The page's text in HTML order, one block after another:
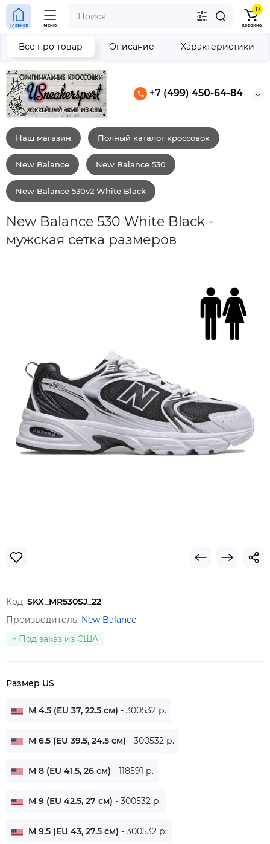
+7 (499) 450-64-84
Главная Меню
0
Корзина
Наш магазин Полный каталог кроссовок
New Balance New Balance 530
New Balance 530v2 White Black
New Balance 530 White Black -
мужская сетка размеров
Все про товар Описание Характеристики
Код: SKX_MR530SJ_22
Производитель: New Balance
Под заказ из США
Размер US
M 4.5 (EU 37, 22.5 см) - 300532 р.
M 6.5 (EU 39.5, 24.5 см) - 300532 р.
M 8 (EU 41.5, 26 см) - 118591 р.
M 9 (EU 42.5, 27 см) - 300532 р.
M 9.5 (EU 43, 27.5 см) - 300532 р.